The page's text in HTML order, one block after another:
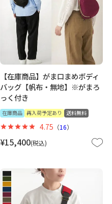
【在庫商品】がま口まめボディ
バッグ【帆布・無地】※がまろ
っく付き
在庫商品 再入荷予定あり 送料無料
¥15,400 税込
4.75 （16）